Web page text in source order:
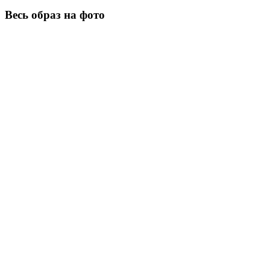
Весь образ на фото